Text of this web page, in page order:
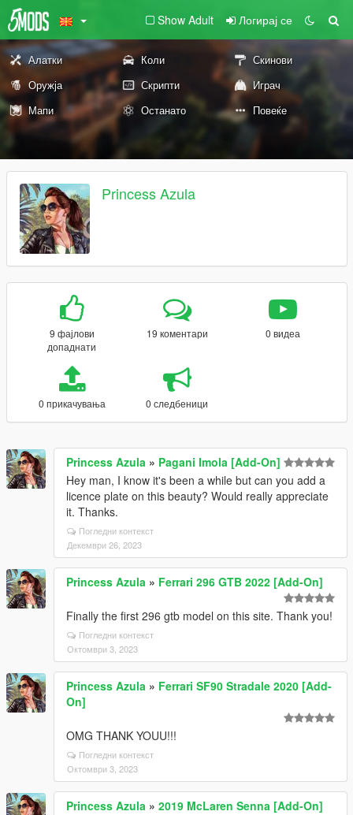
Show Adult Логирај се
Алатки Коли
Скинови
Оружја
Скрипти
Играч
Мапи
Останато Повеќе
Princess Azula
9 фајлови
допаднати
19 коментари 0 видеа
0 прикачувања 0 следбеници
Princess Azula » Pagani Imola [Add-On]
Hey man, I know it's been a while but can you add a
licence plate on this beauty? Would really appreciate
it. Thanks.
Погледни контекст
Декември 26, 2023
Princess Azula » Ferrari 296 GTB 2022 [Add-On]
Finally the first 296 gtb model on this site. Thank you!
Погледни контекст
Октомври 3, 2023
Princess Azula » Ferrari SF90 Stradale 2020 [Add-
On]
OMG THANK YOUU!!!
Погледни контекст
Октомври 3, 2023
Princess Azula » 2019 McLaren Senna [Add-On]